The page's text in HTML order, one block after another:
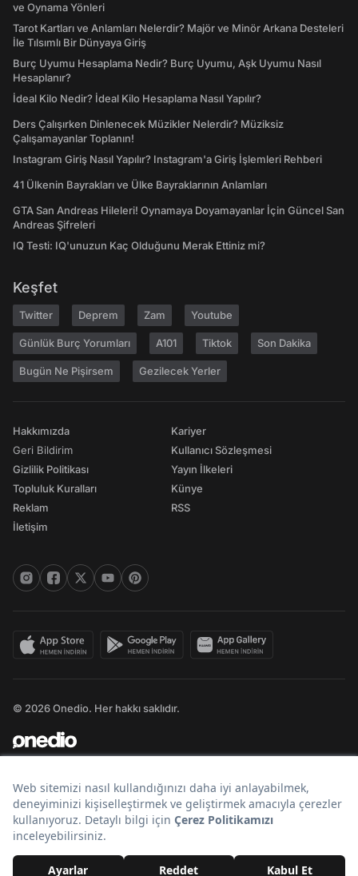
ve Oynama Yönleri
Tarot Kartları ve Anlamları Nelerdir? Majör ve Minör Arkana Desteleri
İle Tılsımlı Bir Dünyaya Giriş
Burç Uyumu Hesaplama Nedir? Burç Uyumu, Aşk Uyumu Nasıl
Hesaplanır?
İdeal Kilo Nedir? İdeal Kilo Hesaplama Nasıl Yapılır?
Ders Çalışırken Dinlenecek Müzikler Nelerdir? Müziksiz
Çalışamayanlar Toplanın!
Instagram Giriş Nasıl Yapılır? Instagram'a Giriş İşlemleri Rehberi
41 Ülkenin Bayrakları ve Ülke Bayraklarının Anlamları
GTA San Andreas Hileleri! Oynamaya Doyamayanlar İçin Güncel San
Andreas Şifreleri
IQ Testi: IQ'unuzun Kaç Olduğunu Merak Ettiniz mi?
Keşfet
Twitter Deprem Zam Youtube
Günlük Burç Yorumları A101 Tiktok Son Dakika
Bugün Ne Pişirsem Gezilecek Yerler
Hakkımızda
Geri Bildirim
Gizlilik Politikası
Topluluk Kuralları
Reklam
İletişim
Kariyer
Kullanıcı Sözleşmesi
Yayın İlkeleri
Künye
RSS
© 2026 Onedio. Her hakkı saklıdır.
Bir markasıdır.